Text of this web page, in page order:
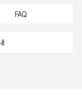
FAQ